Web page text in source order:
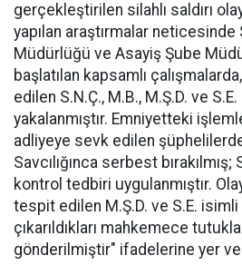
gerçekleştirilen silahlı saldırı
yapılan araştırmalar
Müdürlüğü ve Asayiş Şube
başlatılan kapsamlı
edilen S.N.Ç., M.B., M.Ş.D. ve
yakalanmıştır. Emniyetteki
adliyeye sevk edilen
Savcılığınca serbest bırakılmış;
kontrol tedbiri uygulanmıştır.
tespit edilen M.Ş.D. ve S.E.
çıkarıldıkları mahkemece
gönderilmiştir" ifadelerine yer